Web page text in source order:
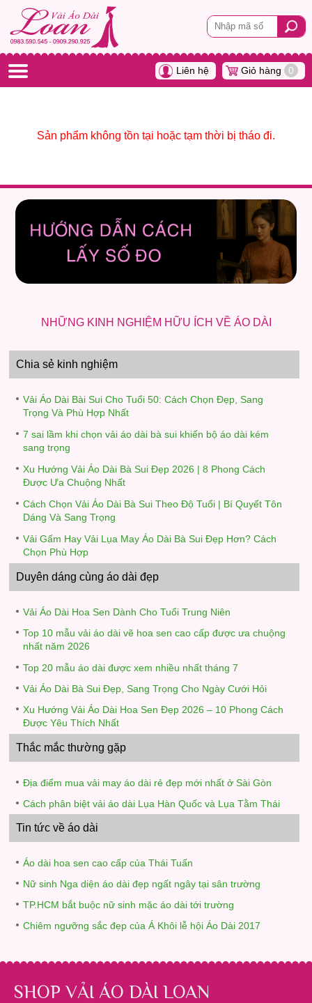
Liên hệ Giỏ hàng 0
Sản phẩm không tồn tại hoặc tạm thời bị tháo đi.
NHỮNG KINH NGHIỆM HỮU ÍCH VỀ ÁO DÀI
Chia sẻ kinh nghiệm
Vải Áo Dài Bài Sui Cho Tuổi 50: Cách Chọn Đẹp, Sang
Trọng Và Phù Hợp Nhất
7 sai lầm khi chọn vải áo dài bà sui khiến bộ áo dài kém
sang trọng
Xu Hướng Vải Áo Dài Bà Sui Đẹp 2026 | 8 Phong Cách
Được Ưa Chuộng Nhất
Cách Chọn Vải Áo Dài Bà Sui Theo Độ Tuổi | Bí Quyết Tôn
Dáng Và Sang Trọng
Vải Gấm Hay Vải Lụa May Áo Dài Bà Sui Đẹp Hơn? Cách
Chọn Phù Hợp
Duyên dáng cùng áo dài đẹp
Vải Áo Dài Hoa Sen Dành Cho Tuổi Trung Niên
Top 10 mẫu vải áo dài vẽ hoa sen cao cấp được ưa chuộng
nhất năm 2026
Top 20 mẫu áo dài được xem nhiều nhất tháng 7
Vải Áo Dài Bà Sui Đẹp, Sang Trọng Cho Ngày Cưới Hỏi
Xu Hướng Vải Áo Dài Hoa Sen Đẹp 2026 – 10 Phong Cách
Được Yêu Thích Nhất
Thắc mắc thường gặp
Địa điểm mua vải may áo dài rẻ đẹp mới nhất ở Sài Gòn
Cách phân biệt vải áo dài Lụa Hàn Quốc và Lụa Tằm Thái
Tin tức về áo dài
Áo dài hoa sen cao cấp của Thái Tuấn
Nữ sinh Nga diện áo dài đẹp ngất ngây tại sân trường
TP.HCM bắt buộc nữ sinh mặc áo dài tới trường
Chiêm ngưỡng sắc đẹp của Á Khôi lễ hội Áo Dài 2017
SHOP VẢI ÁO DÀI LOAN